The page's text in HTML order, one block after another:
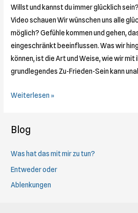
Willst und kannst du immer glücklich
Video schauen Wir wünschen uns alle
möglich? Gefühle kommen und gehen,
eingeschränkt beeinflussen. Was wir
können, ist die Art und Weise, wie wir mit
grundlegendes Zu-Frieden-Sein kann
Immer
Weiterlesen »
Blog
Was hat das mit mir zu tun?
Entweder oder
Ablenkungen